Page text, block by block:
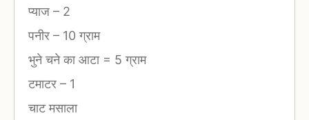
प्याज – 2
पनीर – 10 ग्राम
भुने चने का आटा = 5 ग्राम
टमाटर – 1
चाट मसाला